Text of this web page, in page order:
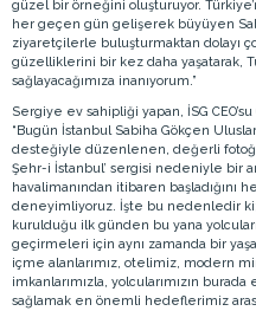
güzel bir örneğini oluşturuyor.
her geçen gün gelişerek büyüyen
ziyaretçilerle buluşturmaktan dolayı
güzelliklerini bir kez daha yaşatarak,
sağlayacağımıza inanıyorum.”
Sergiye ev sahipliği yapan, İSG
“Bugün İstanbul Sabiha Gökçen
desteğiyle düzenlenen, değerli
Şehr-i İstanbul’ sergisi nedeniyle bir
havalimanından itibaren başladığını
deneyimliyoruz. İşte bu nedenledir ki;
kurulduğu ilk günden bu yana
geçirmeleri için aynı zamanda bir
içme alanlarımız, otelimiz, modern
imkanlarımızla, yolcularımızın
sağlamak en önemli hedeflerimiz